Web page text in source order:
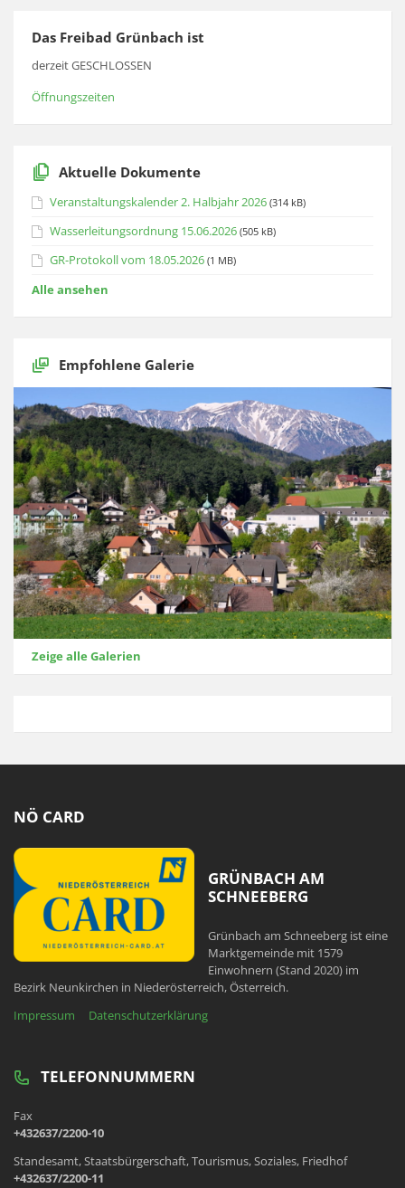
Das Freibad Grünbach ist
derzeit GESCHLOSSEN
Öffnungszeiten
Aktuelle Dokumente
Veranstaltungskalender 2. Halbjahr 2026 (314 kB)
Wasserleitungsordnung 15.06.2026 (505 kB)
GR-Protokoll vom 18.05.2026 (1 MB)
Alle ansehen
Empfohlene Galerie
Zeige alle Galerien
NÖ CARD
GRÜNBACH AM
SCHNEEBERG
Grünbach am Schneeberg ist eine
Marktgemeinde mit 1579
Einwohnern (Stand 2020) im
Bezirk Neunkirchen in Niederösterreich, Österreich.
Impressum
Datenschutzerklärung
TELEFONNUMMERN
Fax
+432637/2200-10
Standesamt, Staatsbürgerschaft, Tourismus, Soziales, Friedhof
+432637/2200-11